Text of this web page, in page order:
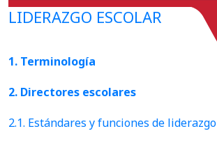
LIDERAZGO ESCOLAR
1. Terminología
2. Directores escolares
2.1. Estándares y funciones de liderazgo